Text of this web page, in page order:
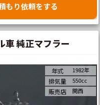
もり依頼をする
純正マフラー
年式 1982年
排気量 550cc
販売店 関西